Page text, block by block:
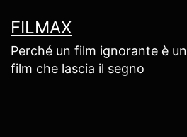
contenuto
FILMAX
Perché un film ignorante è un
film che lascia il segno